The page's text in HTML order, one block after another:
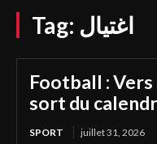
Tag: اغتيال
Football :
sort du
SPORT juillet 31, 2026